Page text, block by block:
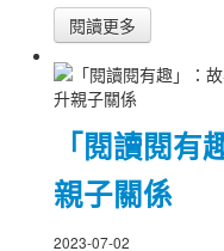
閱讀更多
「閱讀閱
親子關係
2023-07-02